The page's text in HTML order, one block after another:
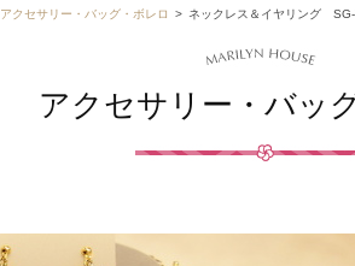
アクセサリー・バッグ・ボレロ ネックレス＆イヤリング
アクセサリー・バッ